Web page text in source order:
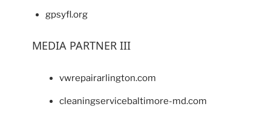
gpsyfl.org
MEDIA PARTNER III
vwrepairarlington.com
cleaningservicebaltimore-md.com